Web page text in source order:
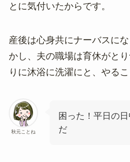
とに気付いたからです。
産後は心身共にナーバスに
かし、夫の職場は育休がと
りに沐浴に洗濯にと、やるこ
秋元ことね
困った！平日の
だ